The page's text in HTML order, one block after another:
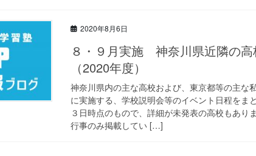
2020年8月6日
８・９月実施 神奈川県近隣の高
（2020年度）
神奈川県内の主な高校および、東京都等の主な
に実施する、学校説明会等のイベント日程をま
３日時点のもので、詳細が未発表の高校もあり
行事のみ掲載してい […]